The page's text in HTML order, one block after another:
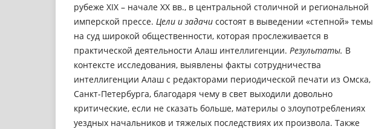
рубеже ХIХ – начале ХХ вв., в центральной столичной и региональной
имперской прессе. Цели и задачи состоят в выведении «степной» темы
на суд широкой общественности, которая прослеживается в
практической деятельности Алаш интеллигенции. Результаты. В
контексте исследования, выявлены факты сотрудничества
интеллигенции Алаш с редакторами периодической печати из Омска,
Санкт-Петербурга, благодаря чему в свет выходили довольно
критические, если не сказать больше, материлы о злоупотреблениях
уездных начальников и тяжелых последствиях их произвола. Также